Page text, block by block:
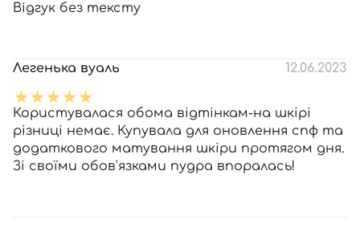
Відгук без тексту
Легенька вуаль 12.06.2023
Користувалася обома відтінкам-на шкірі
різниці немає. Купувала для оновлення спф та
додаткового матування шкіри протягом дня.
Зі своїми обов'язками пудра впоралась!